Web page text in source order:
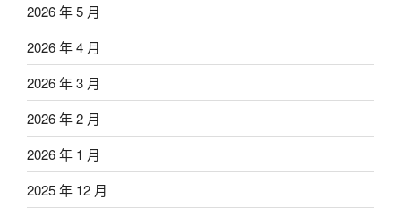
2026 年 5 月
2026 年 4 月
2026 年 3 月
2026 年 2 月
2026 年 1 月
2025 年 12 月